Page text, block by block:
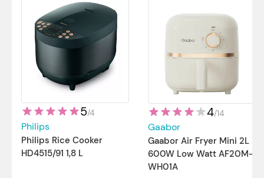
5/4
Philips
Philips Rice Cooker
HD4515/91 1,8 L
4/14
Gaabor
Gaabor Air Fryer Mini 2L
600W Low Watt AF20M-
WH01A